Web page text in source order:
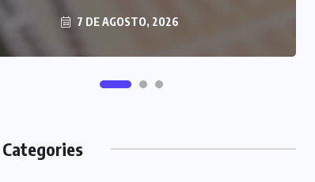
7 DE AGOSTO, 2026
Categories